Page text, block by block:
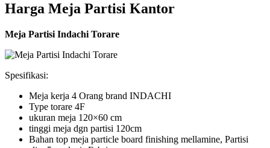
Harga Meja Partisi Kantor
Meja Partisi Indachi Torare
Spesifikasi:
Meja kerja 4 Orang brand INDACHI
Type torare 4F
ukuran meja 120×60 cm
tinggi meja dgn partisi 120cm
Bahan top meja particle board finishing mellamine, Partisi